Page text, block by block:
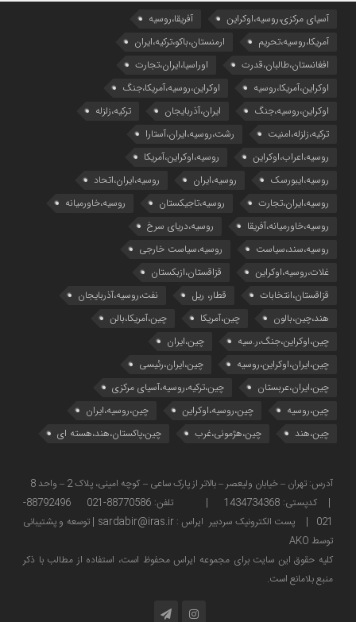
آسیای مرکزی،روسیه،اوکراین
آفریقا،روسیه
آمریکا،روسیه،تحریم
ارمنستان،باکو،ترکیه،ایران
افغانستان،طالبان،قدرت
اوراسیا،ایران،تجارت
اوکراین،آمریکا،روسیه
اوکراین،روسیه،آمریکا،جنگ
اوکراین،روسیه،جنگ
ایران،آذربایجان
ترکیه،زلزله
ترکیه،زلزله،امنیت
رشت،روسیه،ایران،آستارا
روسیه،اعراب،اوکراین
روسیه،اوکراین،آمریکا
روسیه،ایبورسک
روسیه،ایران
روسیه،ایران،اتحاد
روسیه،ایران،تجارت
روسیه،تاجیکستان
روسیه،خاورمیانه
روسیه،خاورمیانه،آفریقا
روسیه،دریای سرخ
روسیه،سند،سیاست
روسیه،سیاست خارجی
غلات،روسیه،اوکراین
قزاقستان،ازبکستان
قزاقستان،انتخابات
قطار، ریل
نفت،روسیه،آذربایجان
هند،چین،بالون
چین،آمریکا
چین،آمریکا،بالن
چین،اوکراین،جنگ،ر.سیه
چین،ایران
چین،ایران،اوکراین،روسیه
چین،ایران،رئیسی
چین،ایران،عربستان
چین،ترکیه،روسیه،آسیای مرکزی
چین،روسیه
چین،روسیه،اوکراین
چین،روسیه،ایران
چین،هند
چین،هژمونی،غرب چین،پاکستان،هند،هسته ای
| کدپستی: 1434734368 | تلفن: 88770586-021 88792496-
021 | پست الکترونیک سردبیر ایراس : sardabir@iras.ir |
توسعه و پشتیبانی
توسط AKO
كليه حقوق این سایت برای مجموعه ایراس محفوظ است، استفاده از مطالب با ذكر
منبع بلامانع است.